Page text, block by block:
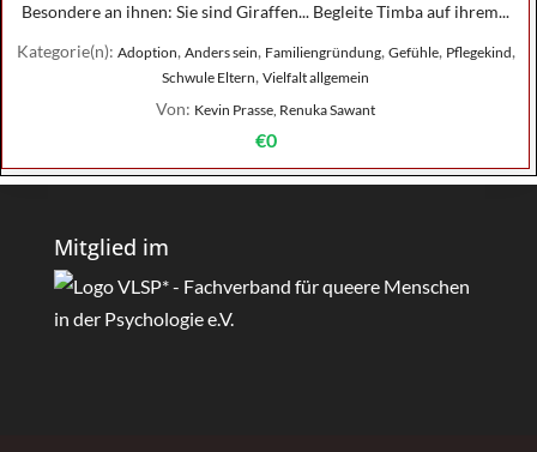
Besondere an ihnen: Sie sind Giraffen... Begleite Timba auf ihrem...
Kategorie(n): Adoption, Anders sein, Familiengründung, Gefühle, Pflegekind,
Schwule Eltern, Vielfalt allgemein
Von: Kevin Prasse, Renuka Sawant
€0
Mitglied im